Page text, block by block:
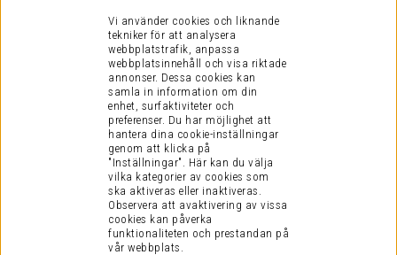
Du når oss på supporten:
support@ljudfokus.se
(vardagar kl 8-17)
KUNDINFORMATION
Vi använder cookies och liknande
tekniker för att analysera
webbplatstrafik, anpassa
webbplatsinnehåll och visa riktade
annonser. Dessa cookies kan
samla in information om din
enhet, surfaktiviteter och
preferenser. Du har möjlighet att
hantera dina cookie-inställningar
genom att klicka på
"Inställningar". Här kan du välja
vilka kategorier av cookies som
ska aktiveras eller inaktiveras.
Observera att avaktivering av vissa
cookies kan påverka
funktionaliteten och prestandan på
vår webbplats.